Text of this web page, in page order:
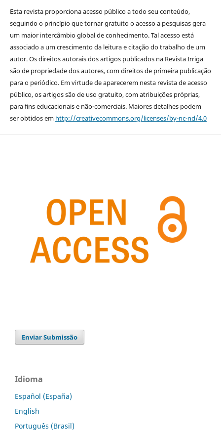
Esta revista proporciona acesso público a todo seu conteúdo,
seguindo o princípio que tornar gratuito o acesso a pesquisas gera
um maior intercâmbio global de conhecimento. Tal acesso está
associado a um crescimento da leitura e citação do trabalho de um
autor. Os direitos autorais dos artigos publicados na Revista Irriga
são de propriedade dos autores, com direitos de primeira publicação
para o periódico. Em virtude de aparecerem nesta revista de acesso
público, os artigos são de uso gratuito, com atribuições próprias,
para fins educacionais e não-comerciais. Maiores detalhes podem
ser obtidos em http://creativecommons.org/licenses/by-nc-nd/4.0
Enviar Submissão
Idioma
Español (España)
English
Português (Brasil)